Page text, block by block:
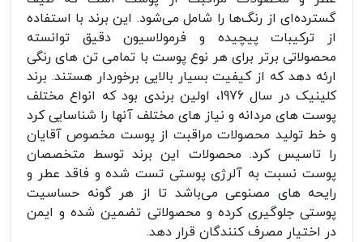
گسترده‌ای از رنگ‌ها را شامل می‌شود. این برند با استفاده
از ترکیبات پیچیده و فرمولاسیون دقیق توانسته
محصولاتی برتر برای هر نوع پوست با تمامی تن های رنگی
ارئه دهد که از کیفیت بسیار بالایی برخوردار هستند.‌ برند
کلینیک در سال 1976، اولین برندی بود که انواع مختلف
پوست های مردانه و نیاز های مختلف آنها را شناسایی کرد
و خط تولید محصولات مراقبت از پوست مخصوص آقایان
را تاسیس کرد. محصولات این برند توسط متخصصان
پوست نسبت به آلرژی پوستی تست شده و فاقد عطر و
رایحه های مصنوعی می‌باشد تا از هر گونه حساسیت
پوستی جلوگیری کرده و محصولاتی تضمین شده و ایمن
در اختیار مصرف کنندگان قرار دهد.